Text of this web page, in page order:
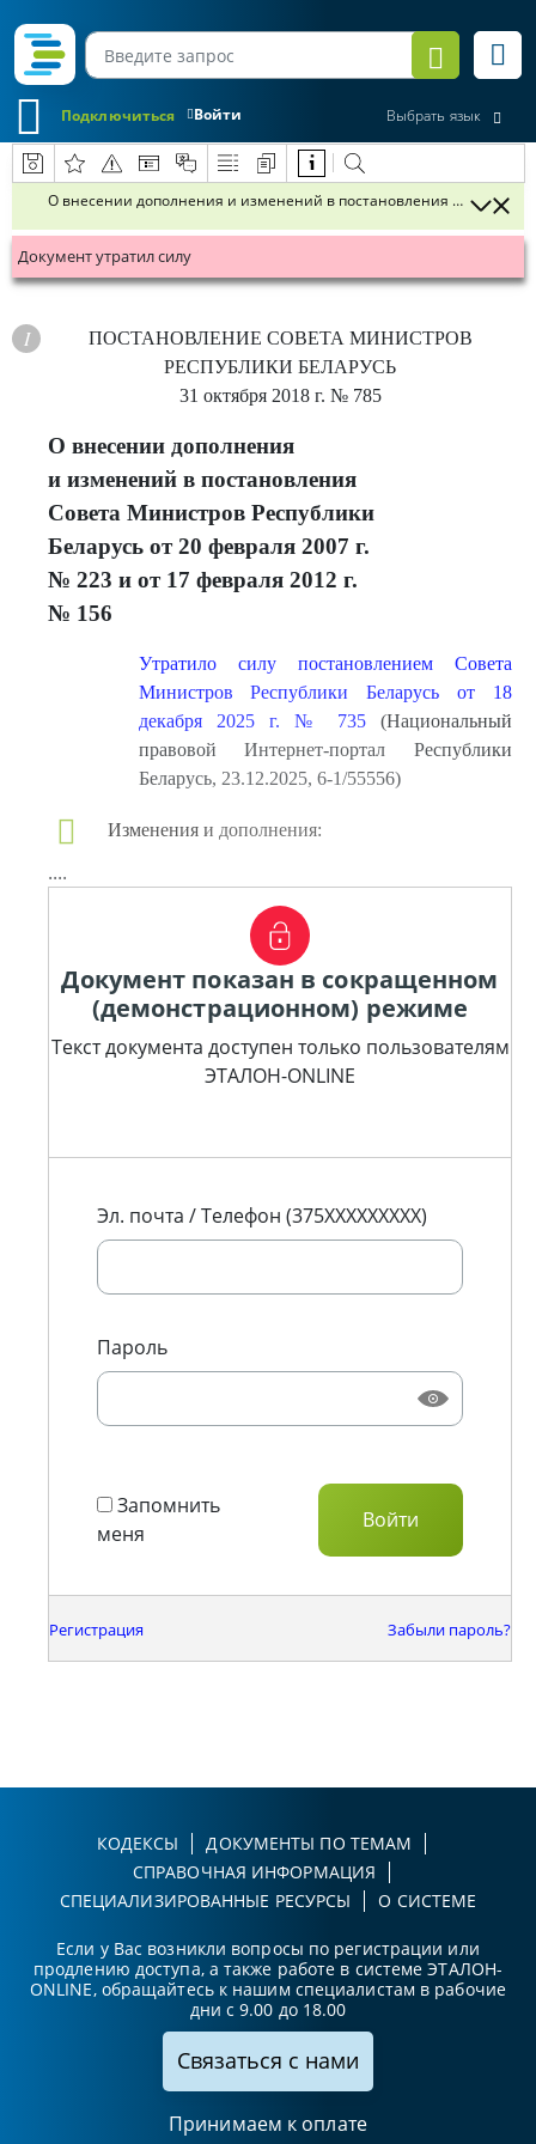
Войти
Подключиться Выбрать язык
О внесении дополнения и изменений в постановления Совета
Документ утратил силу
ПОСТАНОВЛЕНИЕ СОВЕТА МИНИСТРОВ
РЕСПУБЛИКИ БЕЛАРУСЬ
31 октября 2018 г. № 785
О внесении дополнения
и изменений в постановления
Совета Министров Республики
Беларусь от 20 февраля 2007 г.
№ 223 и от 17 февраля 2012 г.
№ 156
Утратило силу постановлением Совета
Министров Республики Беларусь от 18
декабря 2025 г. № 735 (Национальный
правовой Интернет-портал Республики
Беларусь, 23.12.2025, 6-1/55556)
Изменения и дополнения:
....
Документ показан в сокращенном
(демонстрационном) режиме
Текст документа доступен только пользователям
ЭТАЛОН-ONLINE
Эл. почта / Телефон (375XXXXXXXXX)
Пароль
Запомнить
меня
Регистрация Забыли пароль?
КОДЕКСЫ
ДОКУМЕНТЫ ПО ТЕМАМ
СПРАВОЧНАЯ ИНФОРМАЦИЯ
СПЕЦИАЛИЗИРОВАННЫЕ РЕСУРСЫ
О СИСТЕМЕ
Если у Вас возникли вопросы по регистрации или
продлению доступа, а также работе в системе ЭТАЛОН-
ONLINE, обращайтесь к нашим специалистам в рабочие
дни с 9.00 до 18.00
Связаться с нами
Принимаем к оплате